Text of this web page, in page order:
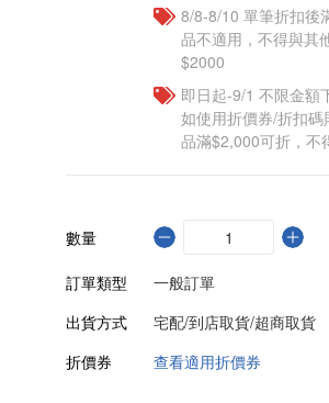
8/8-8/10 單筆折扣後
品不適用，不得與其
$2000
即日起-9/1 不限金額
如使用折價券/折扣
品滿$2,000可折，不
數量
訂單類型
一般訂單
出貨方式
宅配/到店取貨/超商取貨
折價券
查看適用折價券